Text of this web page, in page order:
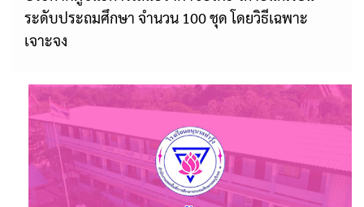
ระดับประถมศึกษา จำนวน 100 ชุด โดยวิธีเฉพาะ
เจาะจง